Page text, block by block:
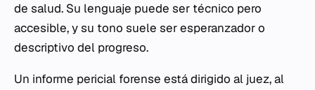
de salud. Su lenguaje puede ser técnico pero
accesible, y su tono suele ser esperanzador o
descriptivo del progreso.
Un informe pericial forense está dirigido al juez, al